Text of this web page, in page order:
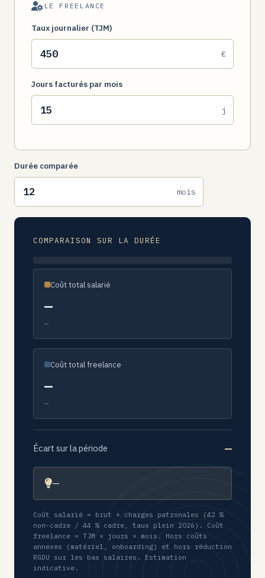
LE FREELANCE
Taux journalier (TJM)
€
Jours facturés par mois
j
Durée comparée
mois
COMPARAISON SUR LA DURÉE
Coût total salarié
—
—
Coût total freelance
—
—
Écart sur la période —
—
Coût salarié = brut + charges patronales (42 %
non-cadre / 44 % cadre, taux plein 2026). Coût
freelance = TJM × jours × mois. Hors coûts
annexes (matériel, onboarding) et hors réduction
RGDU sur les bas salaires. Estimation
indicative.